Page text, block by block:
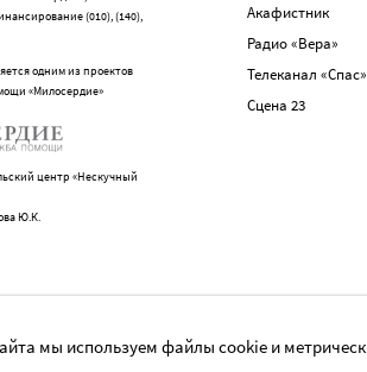
(010), (140),
одним из проектов
«Милосердие»
центр «Нескучный
Ю.К.
Акафистник
Радио «Вера»
Телеканал «Спас»
Сцена 23
мы используем файлы cookie и